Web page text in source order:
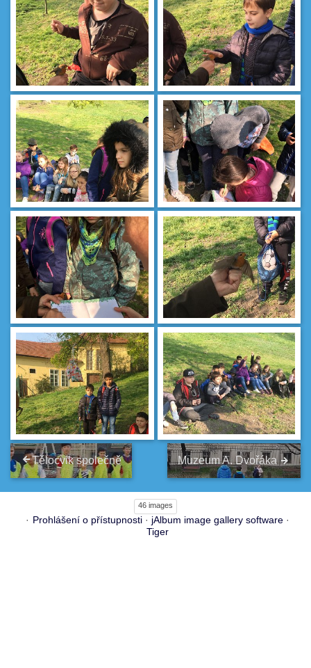
Tělocvik společně Muzeum A. Dvořáka
46 images
Prohlášení o přístupnosti· jAlbum image gallery software·
Tiger